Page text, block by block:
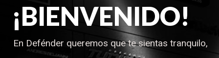
¡BIENVENIDO!
En Defénder queremos que te sientas tranquilo,